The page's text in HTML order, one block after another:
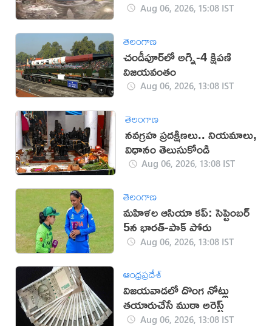
Aug 06, 2026, 15:08 IST
తెలంగాణ
చండీపూర్‌లో అగ్ని-4 క్షిపణి
విజయవంతం
Aug 06, 2026, 13:08 IST
తెలంగాణ
నవగ్రహ ప్రదక్షిణలు.. నియమాలు,
విధానం తెలుసుకోండి
Aug 06, 2026, 13:08 IST
తెలంగాణ
మహిళల ఆసియా కప్‌: సెప్టెంబర్
5న భారత్-పాక్ పోరు
Aug 06, 2026, 13:08 IST
ఆంధ్రప్రదేశ్
విజయవాడలో దొంగ నోట్లు
తయారుచేసే ముఠా అరెస్ట్
Aug 06, 2026, 13:08 IST